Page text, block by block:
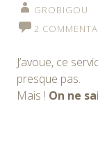
GROBIGOU
2
J’avoue, ce
presque pas.
Mais ! On ne